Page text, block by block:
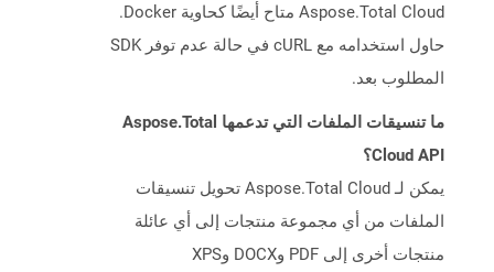
Aspose.Total Cloud متاح أيضًا كحاوية Docker.
حاول استخدامه مع cURL في حالة عدم توفر SDK
المطلوب بعد.
ما تنسيقات الملفات التي تدعمها Aspose.Total
Cloud API؟
يمكن لـ Aspose.Total Cloud تحويل تنسيقات
الملفات من أي مجموعة منتجات إلى أي عائلة
منتجات أخرى إلى PDF وDOCX وXPS